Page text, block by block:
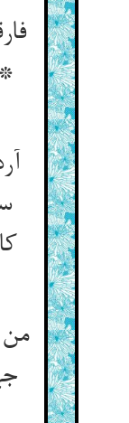
من